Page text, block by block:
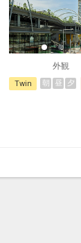
外観
Twin 朝 昼 夕